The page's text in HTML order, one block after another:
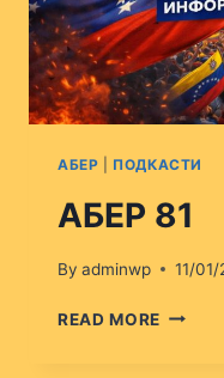
АБЕР ПОДКАСТИ
АБЕР 81
By adminwp 11/
READ MORE АБЕР